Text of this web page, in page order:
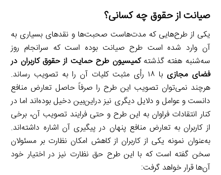
صیانت از حقوق چه کسانی؟
یکی از طرح‌هایی که مدت‌هاست صحبت‌ها و نقدهای بسیاری به
آن وارد شده است طرح صیانت بوده است که سرانجام روز
سه‌شنبه هفته گذشتهکمیسیون طرح حمایت از حقوق کاربران در
فضای مجازی
با ۱۸ رأی مثبت کلیات آن را به تصویب رساند.
هرچند نمی‌توان تصویب این طرح را صرفاً حاصل تعارض منافع
دانست و عوامل و دلایل دیگری نیز دراین‌بین دخیل بوده‌اند اما در
کنار انتقادات فراوان به این طرح و حتی فرایند تصویب آن، برخی
از کاربران به تعارض منافع پنهان در پیگیری آن اشاره داشته‌اند.
به‌عنوان نمونه یکی از کاربران از کاهش امکان نظارت بر مسئولان
سخن گفته است که با این طرح حق نظارت نیز در اختیار خود
آن‌ها قرار خواهد گرفت: